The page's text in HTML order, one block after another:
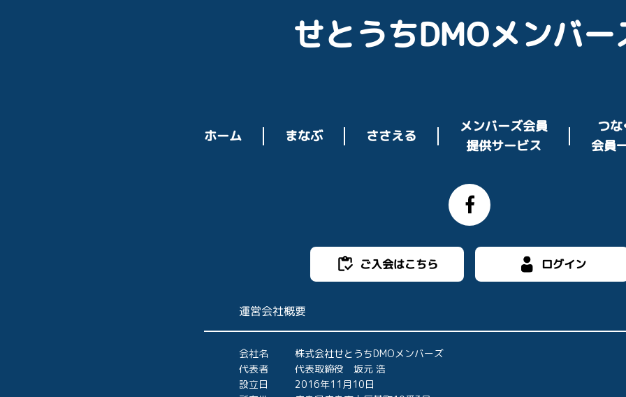
せとうちDMOメンバー
ホーム まなぶ ささえる
メンバーズ会員
提供サービス
つな
会員
ご入会はこちら ログイン
運営会社概要
会社名
株式会社せとうちDMOメンバーズ
代表者
代表取締役 坂元 浩
設立日
2016年11月10日